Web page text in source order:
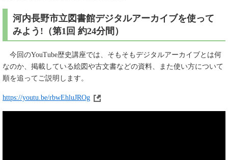
河内長野市立図書館デジタルアーカイブを使って
みよう!（第1回 約24分間）
今回のYouTube歴史講座では、そもそもデジタルアーカイブとは何
なのか、掲載している絵図や古文書などの資料、また使い方について
順を追ってご説明します。
https://youtu.be/rbwEhluJROg